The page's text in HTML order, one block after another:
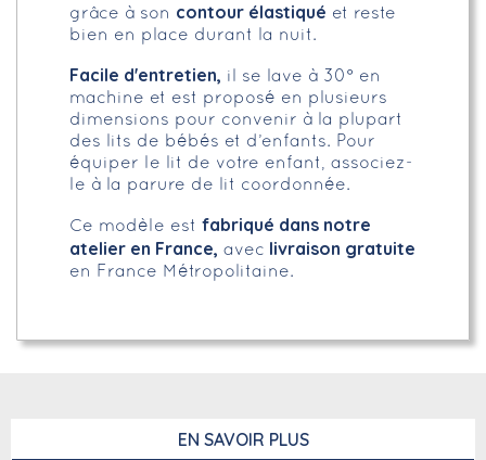
grâce à son contour élastiqué et reste
bien en place durant la nuit.
Facile d'entretien, il se lave à 30° en
machine et est proposé en plusieurs
dimensions pour convenir à la plupart
des lits de bébés et d’enfants. Pour
équiper le lit de votre enfant, associez-
le à la parure de lit coordonnée.
Ce modèle est fabriqué dans notre
atelier en France, avec livraison gratuite
en France Métropolitaine.
EN SAVOIR PLUS